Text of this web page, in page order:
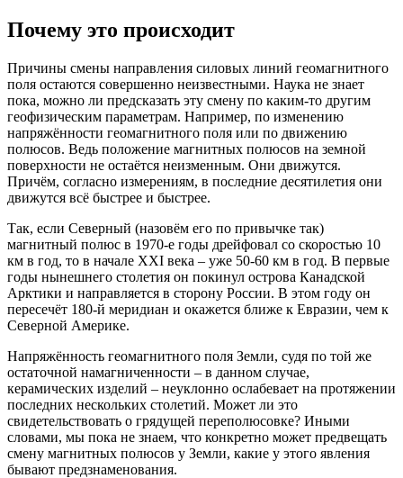
Почему это происходит
Причины смены направления силовых линий геомагнитного
поля остаются совершенно неизвестными. Наука не знает
пока, можно ли предсказать эту смену по каким-то другим
геофизическим параметрам. Например, по изменению
напряжённости геомагнитного поля или по движению
полюсов. Ведь положение магнитных полюсов на земной
поверхности не остаётся неизменным. Они движутся.
Причём, согласно измерениям, в последние десятилетия они
движутся всё быстрее и быстрее.
Так, если Северный (назовём его по привычке так)
магнитный полюс в 1970-е годы дрейфовал со скоростью 10
км в год, то в начале XXI века – уже 50-60 км в год. В первые
годы нынешнего столетия он покинул острова Канадской
Арктики и направляется в сторону России. В этом году он
пересечёт 180-й меридиан и окажется ближе к Евразии, чем к
Северной Америке.
Напряжённость геомагнитного поля Земли, судя по той же
остаточной намагниченности – в данном случае,
керамических изделий – неуклонно ослабевает на протяжении
последних нескольких столетий. Может ли это
свидетельствовать о грядущей переполюсовке? Иными
словами, мы пока не знаем, что конкретно может предвещать
смену магнитных полюсов у Земли, какие у этого явления
бывают предзнаменования.